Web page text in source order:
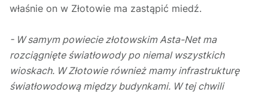
właśnie on w Złotowie ma zastąpić miedź.
- W samym powiecie złotowskim Asta-Net ma
rozciągnięte światłowody po niemal wszystkich
wioskach. W Złotowie również mamy infrastrukturę
światłowodową między budynkami. W tej chwili